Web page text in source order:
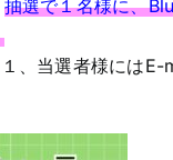
抽選で１名様に、
、当選者様にはE-